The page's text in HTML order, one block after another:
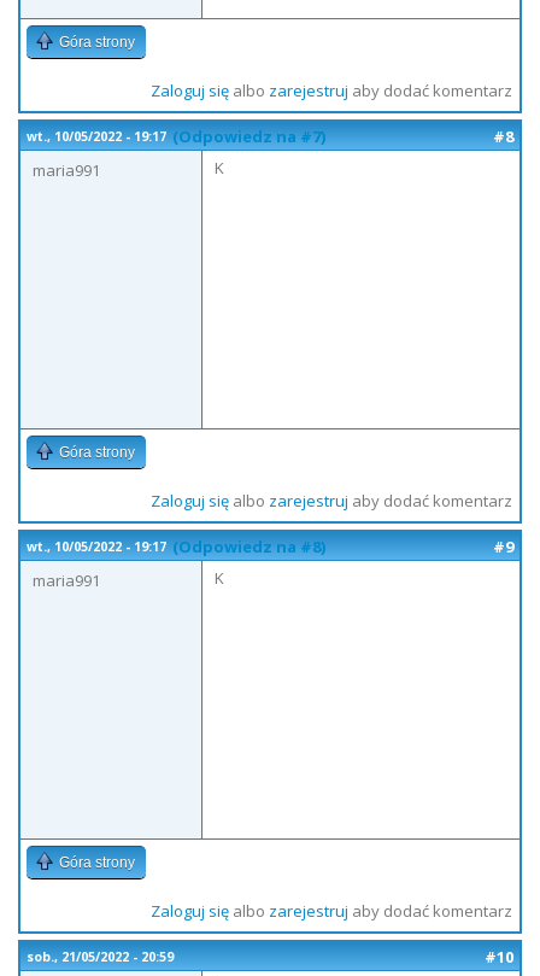
Góra strony
Zaloguj sięalbo zarejestruj aby dodać komentarz
wt., 10/05/2022 - 19:17 (Odpowiedz na #7)
#8
maria991
K
Góra strony
Zaloguj sięalbo zarejestruj aby dodać komentarz
wt., 10/05/2022 - 19:17 (Odpowiedz na #8)
#9
maria991
K
Góra strony
Zaloguj sięalbo zarejestruj aby dodać komentarz
sob., 21/05/2022 - 20:59
#10